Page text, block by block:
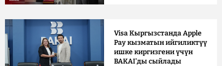
Visa Кыргызстанда Apple
Pay кызматын ийгиликтүү
ишке киргизгени үчүн
BAKAI'ды сыйлады